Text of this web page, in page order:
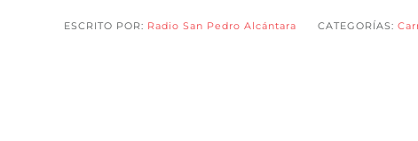
ESCRITO POR: Radio San Pedro Alcántara CATEGORÍAS: